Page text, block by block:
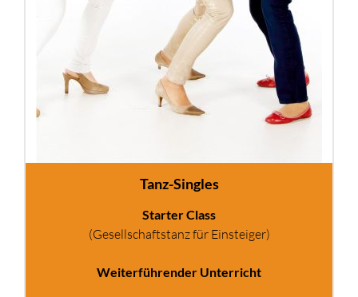
Tanz-Singles
Starter Class
(Gesellschaftstanz für Einsteiger)
Weiterführender Unterricht